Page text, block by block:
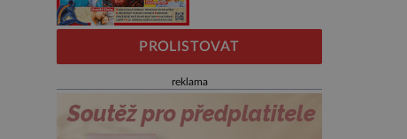
PROLISTOVAT
reklama